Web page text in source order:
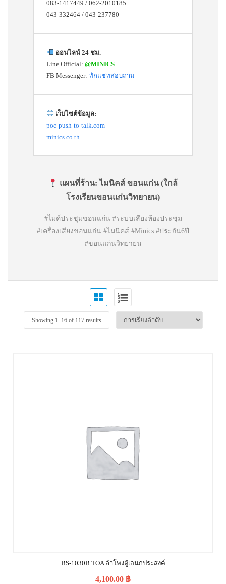
083-1417449 / 062-2010185
043-332464 / 043-237780
ออนไลน์ 24 ชม.
Line Official: @MINICS
FB Messenger: ทักแชทสอบถาม
เว็บไซต์ข้อมูล:
poc-push-to-talk.com
minics.co.th
แผนที่ร้าน:ไมนิคส์ ขอนแก่น (ใกล้
โรงเรียนขอนแก่นวิทยายน)
#ไมค์ประชุมขอนแก่น #ระบบเสียงห้องประชุม
#เครื่องเสียงขอนแก่น #ไมนิคส์ #Minics #ประกัน6ปี
#ขอนแก่นวิทยายน
Showing 1–16of 117 results
BS-1030B TOA ลำโพงตู้เอนกประสงค์
4,100.00 ฿